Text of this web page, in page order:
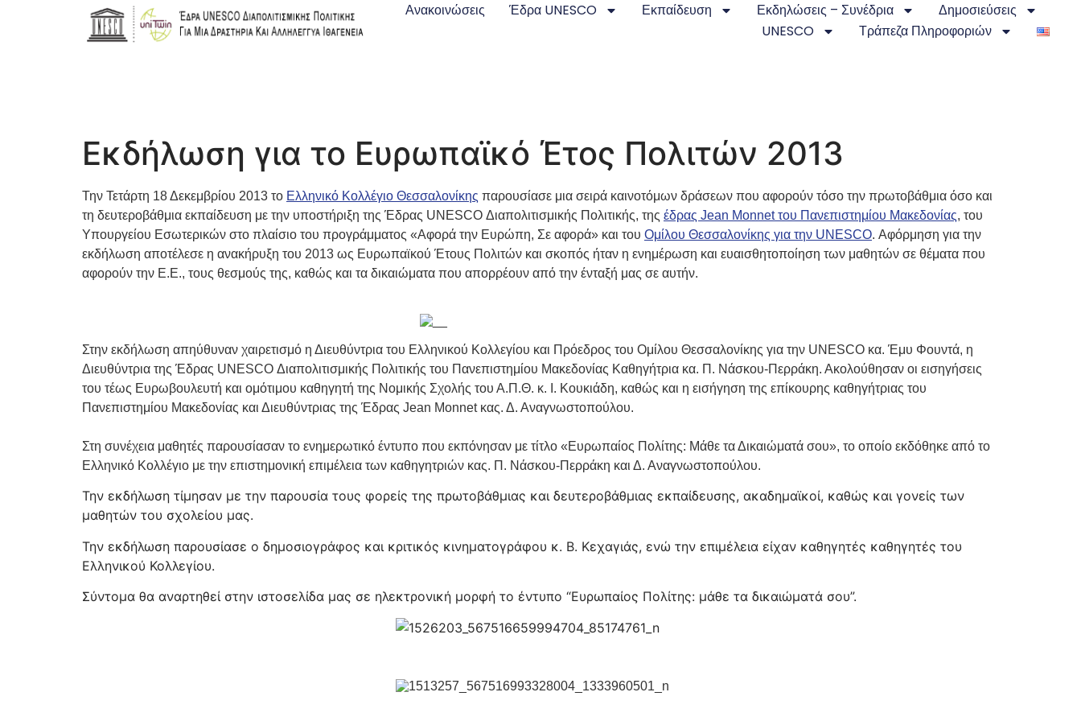
Ανακοινώσεις Έδρα UNESCO Εκπαίδευση Εκδηλώσεις – Συνέδρια
Δημοσιεύσεις
UNESCO
Τράπεζα Πληροφοριών
Εκδήλωση για το Ευρωπαϊκό Έτος Πολιτών 2013
Την Τετάρτη 18 Δεκεμβρίου 2013 το Ελληνικό Κολλέγιο Θεσσαλονίκης παρουσίασε μια σειρά καινοτόμων δράσεων που αφορούν τόσο την πρωτοβάθμια όσο και
τη δευτεροβάθμια εκπαίδευση με την υποστήριξη της Έδρας UNESCO Διαπολιτισμικής Πολιτικής, της έδρας Jean Monnet του Πανεπιστημίου Μακεδονίας, του
Υπουργείου Εσωτερικών στο πλαίσιο του προγράμματος «Αφορά την Ευρώπη, Σε αφορά» και του Ομίλου Θεσσαλονίκης για την UNESCO. Αφόρμηση για την
εκδήλωση αποτέλεσε η ανακήρυξη του 2013 ως Ευρωπαϊκού Έτους Πολιτών και σκοπός ήταν η ενημέρωση και ευαισθητοποίηση των μαθητών σε θέματα που
αφορούν την Ε.Ε., τους θεσμούς της, καθώς και τα δικαιώματα που απορρέουν από την ένταξή μας σε αυτήν.
Στην εκδήλωση απηύθυναν χαιρετισμό η Διευθύντρια του Ελληνικού Κολλεγίου και Πρόεδρος του Ομίλου Θεσσαλονίκης για την UNESCO κα. Έμυ Φουντά, η
Διευθύντρια της Έδρας UNESCO Διαπολιτισμικής Πολιτικής του Πανεπιστημίου Μακεδονίας Καθηγήτρια κα. Π. Νάσκου-Περράκη. Ακολούθησαν οι εισηγήσεις
του τέως Ευρωβουλευτή και ομότιμου καθηγητή της Νομικής Σχολής του Α.Π.Θ. κ. Ι. Κουκιάδη, καθώς και η εισήγηση της επίκουρης καθηγήτριας του
Πανεπιστημίου Μακεδονίας και Διευθύντριας της Έδρας Jean Monnet κας. Δ. Αναγνωστοπούλου.
Στη συνέχεια μαθητές παρουσίασαν το ενημερωτικό έντυπο που εκπόνησαν με τίτλο «Ευρωπαίος Πολίτης: Μάθε τα Δικαιώματά σου», το οποίο εκδόθηκε από το
Ελληνικό Κολλέγιο με την επιστημονική επιμέλεια των καθηγητριών κας. Π. Νάσκου-Περράκη και Δ. Αναγνωστοπούλου.
Την εκδήλωση τίμησαν με την παρουσία τους φορείς της πρωτοβάθμιας και δευτεροβάθμιας εκπαίδευσης, ακαδημαϊκοί, καθώς και γονείς των
μαθητών του σχολείου μας.
Την εκδήλωση παρουσίασε ο δημοσιογράφος και κριτικός κινηματογράφου κ. Β. Κεχαγιάς, ενώ την επιμέλεια είχαν καθηγητές καθηγητές του
Ελληνικού Κολλεγίου.
Σύντομα θα αναρτηθεί στην ιστοσελίδα μας σε ηλεκτρονική μορφή το έντυπο “Ευρωπαίος Πολίτης: μάθε τα δικαιώματά σου”.